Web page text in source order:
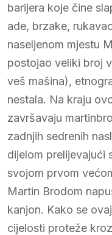
barijera koje čine
ade, brzake,
naseljenom mjestu
postojao veliki broj
veš mašina),
nestala. Na kraju
završavaju
zadnjih sedrenih
dijelom prelijevajući
svojom prvom
Martin Brodom
kanjon. Kako se
cijelosti proteže